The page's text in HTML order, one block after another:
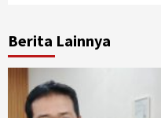
Berita Lainnya